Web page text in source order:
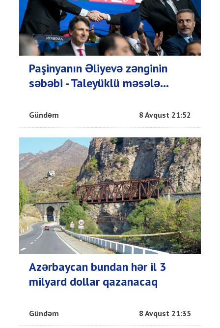
Paşinyanın Əliyevə zənginin
səbəbi - Taleyüklü məsələ...
Gündəm 8 Avqust 21:52
Azərbaycan bundan hər il 3
milyard dollar qazanacaq
Gündəm 8 Avqust 21:35